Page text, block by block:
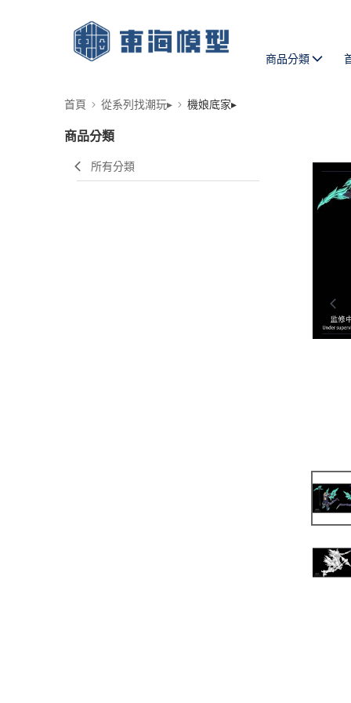
商品分類
首頁 從系列找潮玩▸ 機娘底家▸
商品分類
所有分類